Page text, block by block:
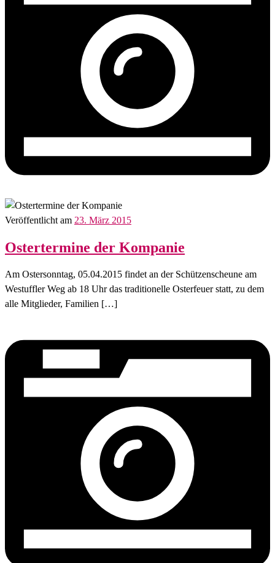
Veröffentlicht am 23. März 2015
Ostertermine der Kompanie
Am Ostersonntag, 05.04.2015 findet an der Schützenscheune am
Westuffler Weg ab 18 Uhr das traditionelle Osterfeuer statt, zu dem
alle Mitglieder, Familien […]